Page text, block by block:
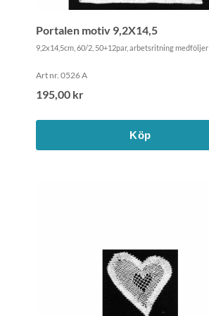
Portalen motiv 9,2X14,5
9,2x14,5cm, 60/2, 50+12par, arbetsritning medföljer
Art nr. 0526 A
195,00 kr
Köp